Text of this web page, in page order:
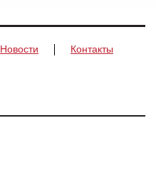
Новости Контакты